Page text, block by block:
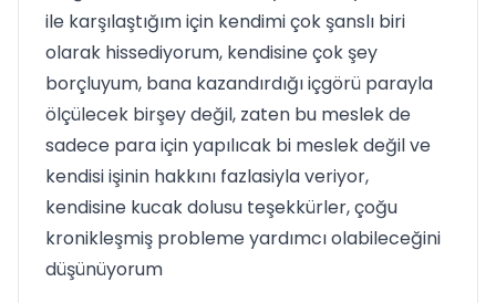
ile karşılaştığım için kendimi çok şanslı biri
olarak hissediyorum, kendisine çok şey
borçluyum, bana kazandırdığı içgörü parayla
ölçülecek birşey değil, zaten bu meslek de
sadece para için yapılıcak bi meslek değil ve
kendisi işinin hakkını fazlasiyla veriyor,
kendisine kucak dolusu teşekkürler, çoğu
kronikleşmiş probleme yardımcı olabileceğini
düşünüyorum